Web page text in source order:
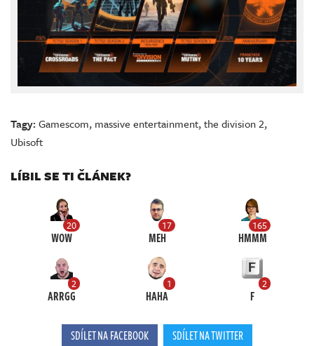
Tagy:Gamescom, massive entertainment,the division 2,
Ubisoft
LÍBIL SE TI ČLÁNEK?
20
WOW
17
MEH
165
HMMM
2
ARRGG
1
HAHA
2
F
SDÍLET NA FACEBOOK SDÍLET NA TWITTER